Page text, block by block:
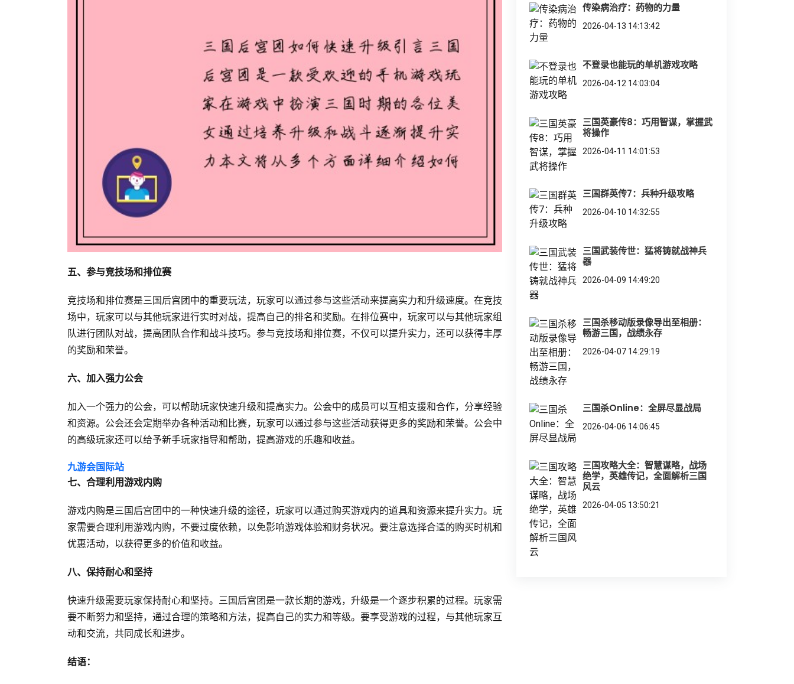
五、参与竞技场和排位赛
竞技场和排位赛是三国后宫团中的重要玩法，玩家可以通过参与这些活动来提高实力和升级速度。在竞技
场中，玩家可以与其他玩家进行实时对战，提高自己的排名和奖励。在排位赛中，玩家可以与其他玩家组
队进行团队对战，提高团队合作和战斗技巧。参与竞技场和排位赛，不仅可以提升实力，还可以获得丰厚
的奖励和荣誉。
六、加入强力公会
加入一个强力的公会，可以帮助玩家快速升级和提高实力。公会中的成员可以互相支援和合作，分享经验
和资源。公会还会定期举办各种活动和比赛，玩家可以通过参与这些活动获得更多的奖励和荣誉。公会中
的高级玩家还可以给予新手玩家指导和帮助，提高游戏的乐趣和收益。
九游会国际站
七、合理利用游戏内购
游戏内购是三国后宫团中的一种快速升级的途径，玩家可以通过购买游戏内的道具和资源来提升实力。玩
家需要合理利用游戏内购，不要过度依赖，以免影响游戏体验和财务状况。要注意选择合适的购买时机和
优惠活动，以获得更多的价值和收益。
八、保持耐心和坚持
快速升级需要玩家保持耐心和坚持。三国后宫团是一款长期的游戏，升级是一个逐步积累的过程。玩家需
要不断努力和坚持，通过合理的策略和方法，提高自己的实力和等级。要享受游戏的过程，与其他玩家互
动和交流，共同成长和进步。
结语：
传染病治疗：药物的力量
2026-04-13 14:13:42
不登录也能玩的单机游戏攻略
2026-04-12 14:03:04
三国英豪传8：巧用智谋，掌握武
将操作
2026-04-11 14:01:53
三国群英传7：兵种升级攻略
2026-04-10 14:32:55
三国武装传世：猛将铸就战神兵
器
2026-04-09 14:49:20
三国杀移动版录像导出至相册：
畅游三国，战绩永存
2026-04-07 14:29:19
三国杀Online：全屏尽显战局
2026-04-06 14:06:45
三国攻略大全：智慧谋略，战场
绝学，英雄传记，全面解析三国
风云
2026-04-05 13:50:21